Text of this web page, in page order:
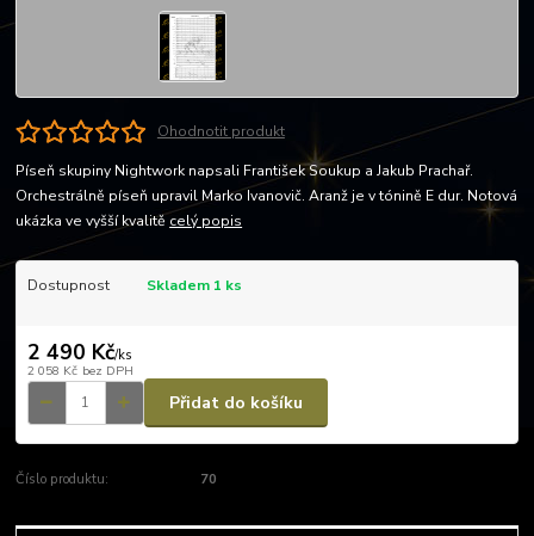
Ohodnotit produkt
Píseň skupiny Nightwork napsali František Soukup a Jakub Prachař.
Orchestrálně píseň upravil Marko Ivanovič. Aranž je v tónině E dur. Notová
ukázka ve vyšší kvalitěcelý popis
Dostupnost Skladem 1 ks
2 490 Kč/ks
2 058 Kč bez DPH
Přidat do košíku
Číslo produktu: 70